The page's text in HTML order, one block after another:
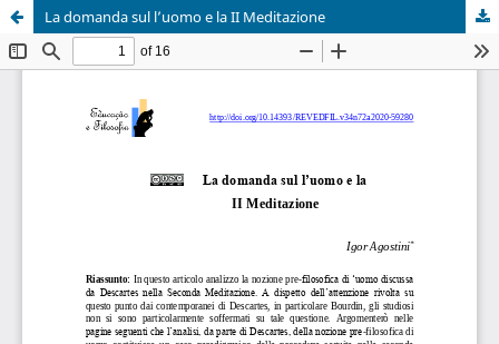
La domanda sul l’uomo e la II Meditazione